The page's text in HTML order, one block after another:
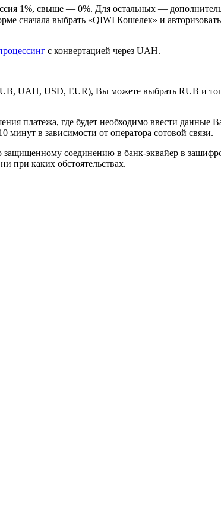
1%, свыше — 0%. Для остальных —
сначала выбрать «QIWI Кошелек» и
с конвертацией через UAH.
UAH, USD, EUR), Вы можете выбрать RUB и
платежа, где будет необходимо ввести данные
в зависимости от оператора сотовой связи.
соединению в банк-эквайер в
при каких обстоятельствах.